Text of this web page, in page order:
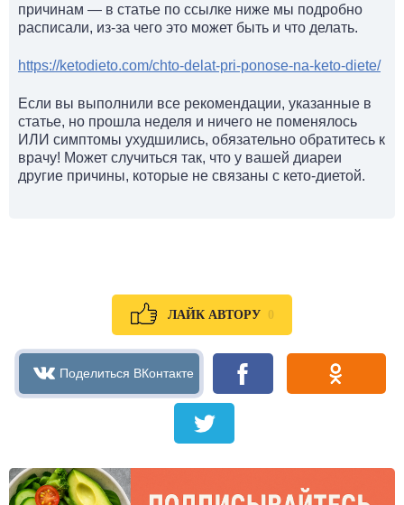
причинам — в статье по ссылке ниже мы подробно
расписали, из-за чего это может быть и что делать.
https://ketodieto.com/chto-delat-pri-ponose-na-keto-diete/
Если вы выполнили все рекомендации, указанные в
статье, но прошла неделя и ничего не поменялось
ИЛИ симптомы ухудшились, обязательно обратитесь к
врачу! Может случиться так, что у вашей диареи
другие причины, которые не связаны с кето-диетой.
ЛАЙК АВТОРУ 0